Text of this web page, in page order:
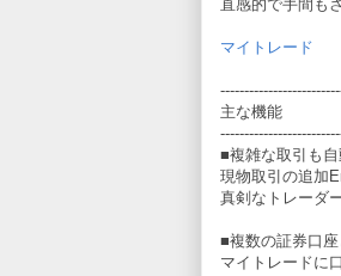
直感的で手間も
マイトレード
主な機能
■複雑な取引も
現物取引の追加
真剣なトレーダ
■複数の証券口
マイトレードに